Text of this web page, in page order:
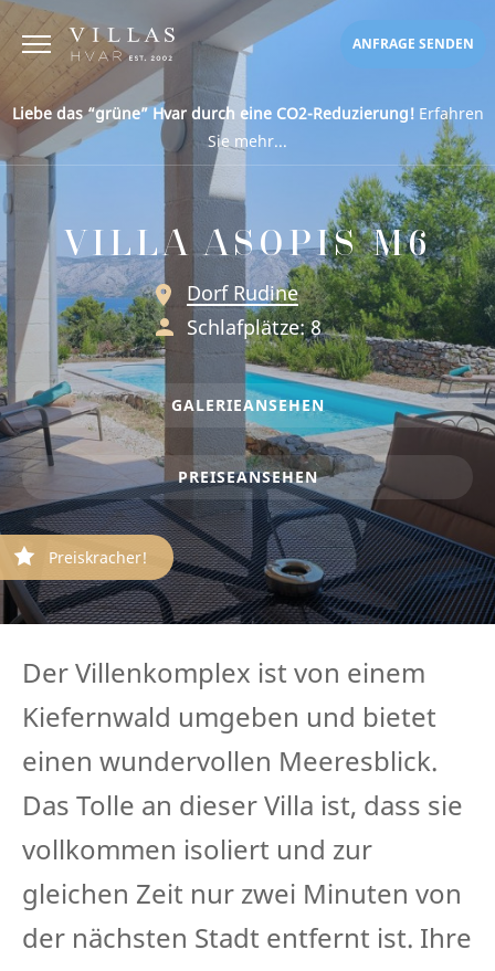
ANFRAGE SENDEN
Liebe das “grüne” Hvar durch eine CO2-Reduzierung!Erfahren
Sie mehr...
Preiskracher!
VILLA ASOPIS M6
Dorf Rudine
Schlafplätze: 8
GALERIEANSEHEN
PREISEANSEHEN
Der Villenkomplex ist von einem
Kiefernwald umgeben und bietet
einen wundervollen Meeresblick.
Das Tolle an dieser Villa ist, dass sie
vollkommen isoliert und zur
gleichen Zeit nur zwei Minuten von
der nächsten Stadt entfernt ist. Ihre